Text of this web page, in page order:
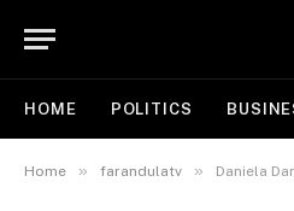
HOME POLITICS
Home » farandulatv » Daniela Darcourt y Waldir